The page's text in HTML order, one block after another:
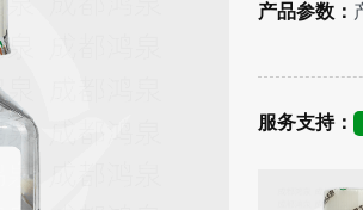
产品参数：
服务支持：